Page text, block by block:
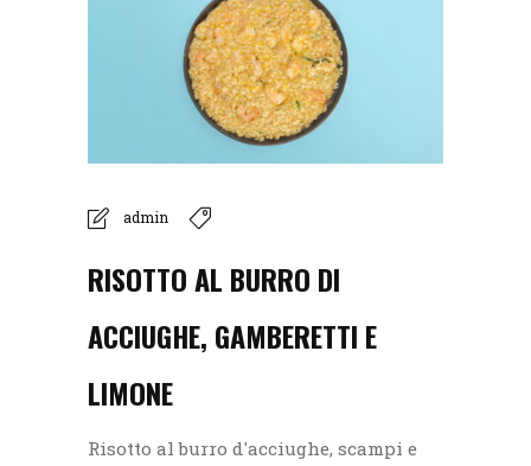
admin
RISOTTO AL BURRO DI
ACCIUGHE, GAMBERETTI E
LIMONE
Risotto al burro d'acciughe, scampi e